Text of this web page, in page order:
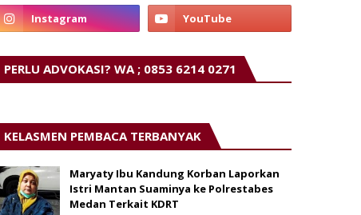
PERLU ADVOKASI? WA ; 0853 6214 0271
KELASMEN PEMBACA TERBANYAK
Maryaty Ibu Kandung Korban Laporkan
Istri Mantan Suaminya ke Polrestabes
Medan Terkait KDRT